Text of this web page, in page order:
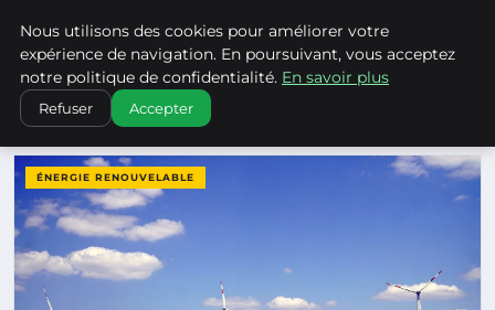
Climatechangenebraska -
CLIMATECHANGENEBRASKA
DERNIERS ARTICLES
ÉNERGIE RENOUVELABLE
Nous utilisons des cookies pour améliorer votre
expérience de navigation. En poursuivant, vous acceptez
notre politique de confidentialité. En savoir plus
Refuser Accepter